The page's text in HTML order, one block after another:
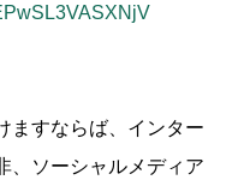
ますならば、インター
、ソーシャルメディア